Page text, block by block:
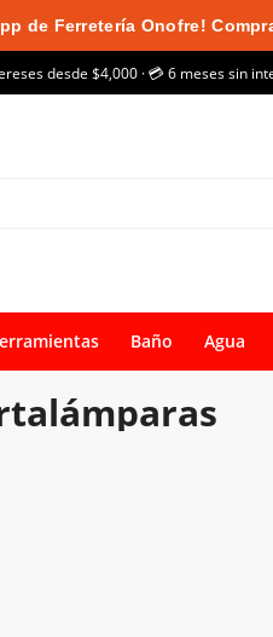
de Ferretería Onofre!
desde $4,000 · 💳 6 meses sin
Baño Agua